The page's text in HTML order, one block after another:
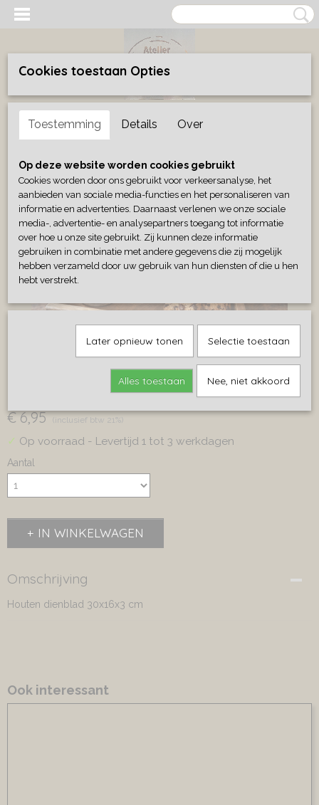
Inloggen Registreren
Home >Wonen>Eten & drinken>Houten dienblad
Houten dienblad
€ 6,95 (inclusief btw 21%)
✓ Op voorraad - Levertijd 1 tot 3 werkdagen
Aantal
IN WINKELWAGEN
Omschrijving
Houten dienblad 30x16x3 cm
Ook interessant
Cookies toestaan Opties
Toestemming Details Over
Op deze website worden cookies gebruikt
Cookies worden door ons gebruikt voor verkeersanalyse, het
aanbieden van sociale media-functies en het personaliseren van
informatie en advertenties. Daarnaast verlenen we onze sociale
media-, advertentie- en analysepartners toegang tot informatie
over hoe u onze site gebruikt. Zij kunnen deze informatie
gebruiken in combinatie met andere gegevens die zij mogelijk
hebben verzameld door uw gebruik van hun diensten of die u hen
hebt verstrekt.
Later opnieuw tonen Selectie toestaan
Alles toestaan Nee, niet akkoord